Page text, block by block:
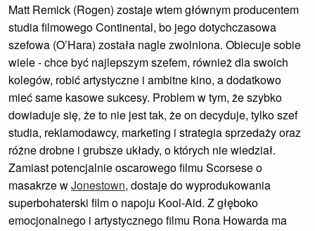
Matt Remick (Rogen) zostaje wtem głównym producentem
studia filmowego Continental, bo jego dotychczasowa
szefowa (O’Hara) została nagle zwolniona. Obiecuje sobie
wiele - chce być najlepszym szefem, również dla swoich
kolegów, robić artystyczne i ambitne kino, a dodatkowo
mieć same kasowe sukcesy. Problem w tym, że szybko
dowiaduje się, że to nie jest tak, że on decyduje, tylko szef
studia, reklamodawcy, marketing i strategia sprzedaży oraz
różne drobne i grubsze układy, o których nie wiedział.
Zamiast potencjalnie oscarowego filmu Scorsese o
masakrze wJonestown, dostaje do wyprodukowania
superbohaterski film o napoju Kool-Aid. Z głęboko
emocjonalnego i artystycznego filmu Rona Howarda ma